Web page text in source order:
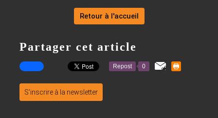
Retour à l'accueil
Partager cet article
Repost 0
S'inscrire à la newsletter